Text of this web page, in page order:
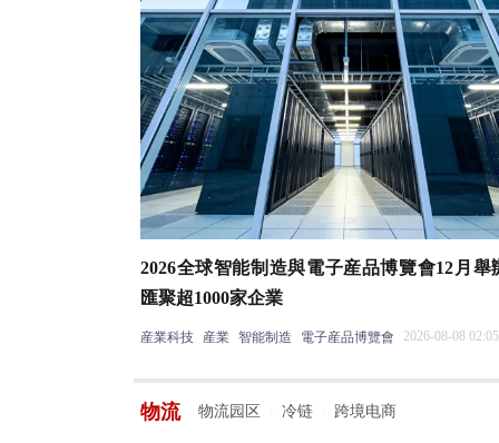
2026全球智能制造與電子産品博覽會12月舉
匯聚超1000家企業
産業科技 産業 智能制造 電子産品博覽會 2026-08-08 02:05
物流 物流园区 冷链 跨境电商